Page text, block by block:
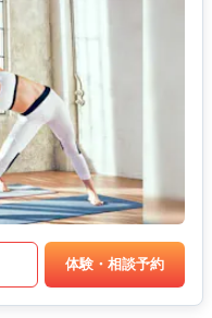
体験・相談予約